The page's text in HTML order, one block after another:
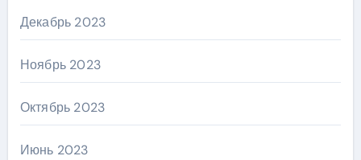
Декабрь 2023
Ноябрь 2023
Октябрь 2023
Июнь 2023